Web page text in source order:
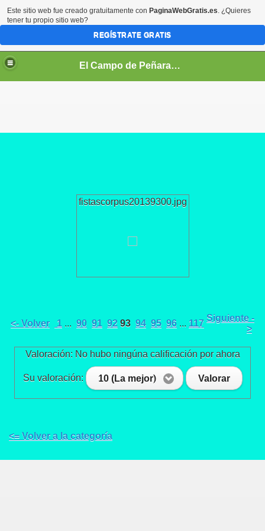
El Campo de Peñaranda (Salamanca)
fistascorpus20139300.jpg
<- Volver 1 ... 90 91 92 93 94 95 96 ... 117
Siguiente -
>
Valoración: No hubo ningúna calificación por ahora
Su valoración: 10 (La mejor) Valorar
<= Volver a la categoría
Este sitio web fue creado gratuitamente con PaginaWebGratis.es. ¿Quieres
tener tu propio sitio web?
REGÍSTRATE GRATIS